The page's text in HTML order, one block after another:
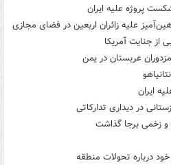
پروژه علیه ایران
علیه زائران اربعین در فضای مجازی
از جنایت آمریکا
عربستان در یمن
ایران
در دیداری تدارکاتی
زخمی برجا گذاشت
درباره تحولات منطقه